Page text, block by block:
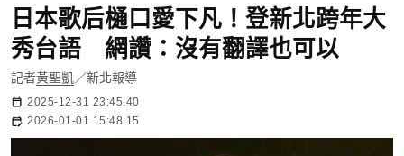
日本歌后樋口愛下凡！登新北跨年大
秀台語 網讚：沒有翻譯也可以
記者黃聖凱／新北報導
2025-12-31 23:45:40
2026-01-01 15:48:15